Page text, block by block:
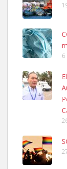
Ninfa perdida
El día 5 se los
calle, se perdió
Leales.org »
6